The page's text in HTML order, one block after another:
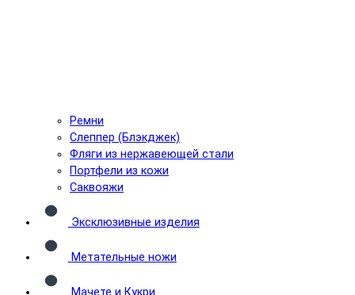
Ремни
Слеппер (Блэкджек)
Фляги из нержавеющей стали
Портфели из кожи
Саквояжи
Эксклюзивные изделия
Метательные ножи
Мачете и Кукри